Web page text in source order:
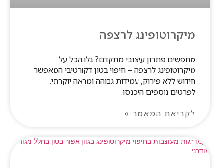
מיקרוטופינג לרצפה
מחפשים פתרון עיצובי מתקדם? גלו הכל על
מיקרוטופינג לרצפה – חיפוי בטון דקורטיבי המאפשר
חידוש ללא פירוק, עמידות גבוהה ומראה יוקרתי.
לפרטים נוספים היכנסו.
לקריאת המאמר »